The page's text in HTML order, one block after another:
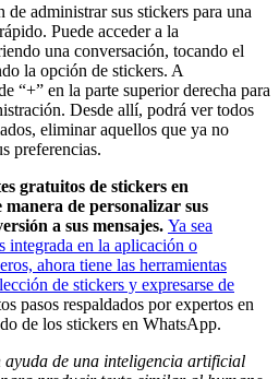
administrar sus stickers para una
Puede acceder a la
una conversación, tocando el
la opción de stickers. A
“+” en la parte superior derecha para
Desde allí, podrá ver todos
eliminar aquellos que ya no
preferencias.
gratuitos de stickers en
de personalizar sus
a sus mensajes. Ya sea
integrada en la aplicación o
ahora tiene las herramientas
de stickers y expresarse de
pasos respaldados por expertos en
de los stickers en WhatsApp.
de una inteligencia artificial